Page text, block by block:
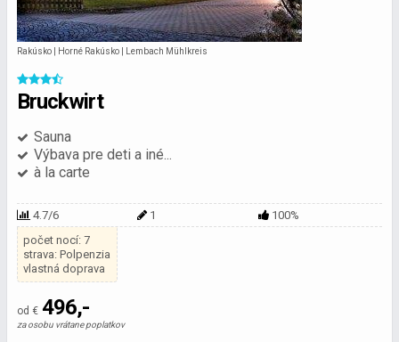
Rakúsko | Horné Rakúsko | Lembach Mühlkreis
Bruckwirt
Sauna
Výbava pre deti a iné...
à la carte
4.7/6 1
100%
počet nocí: 7
strava: Polpenzia
vlastná doprava
od € 496,-
za osobu vrátane poplatkov